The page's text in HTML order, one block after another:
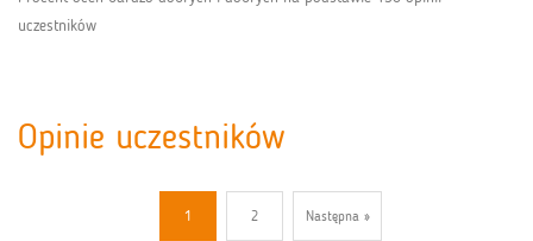
uczestników
Opinie uczestników
1 2 Następna »